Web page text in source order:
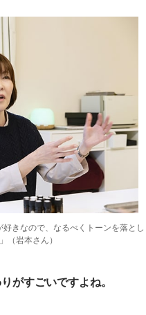
好きなので、なるべくトーンを落とし
（岩本さん）
がすごいですよね。